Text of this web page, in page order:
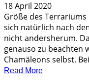
18 April 2020
Größe des
sich natürlich nach
nicht andersherum.
genauso zu beachten
Chamäleons selbst.
Read More